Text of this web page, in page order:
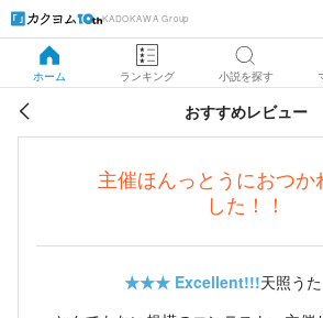
KADOKAWA Group
ホーム ランキング 小説を探す
おすすめレビュー
主催ほんっとうにおつか
した！！
★★★ Excellent!!!天照う